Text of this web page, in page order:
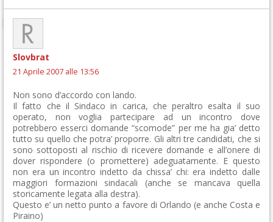
Slovbrat
21 Aprile 2007 alle 13:56
Non sono d’accordo con lando.
Il fatto che il Sindaco in carica, che peraltro esalta il suo
operato, non voglia partecipare ad un incontro dove
potrebbero esserci domande “scomode” per me ha gia’ detto
tutto su quello che potra’ proporre. Gli altri tre candidati, che si
sono sottoposti al rischio di ricevere domande e all’onere di
dover rispondere (o promettere) adeguatamente. E questo
non era un incontro indetto da chissa’ chi: era indetto dalle
maggiori formazioni sindacali (anche se mancava quella
storicamente legata alla destra).
Questo e’ un netto punto a favore di Orlando (e anche Costa e
Piraino)